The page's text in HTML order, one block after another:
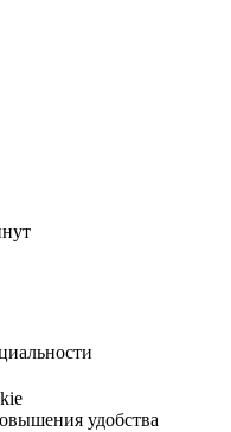
удобства